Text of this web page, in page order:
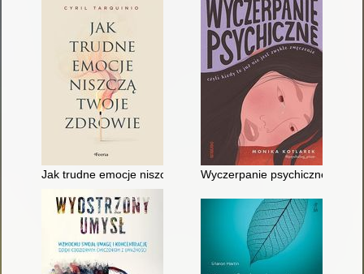
Jak trudne emocje niszczą twoje zdrowieWyczerpanie psychiczne czyli